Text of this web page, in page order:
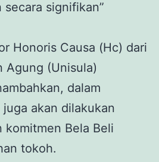
signifikan”
Honoris Causa (Hc) dari
Agung (Unisula)
dalam
akan dilakukan
komitmen Bela Beli
tokoh.